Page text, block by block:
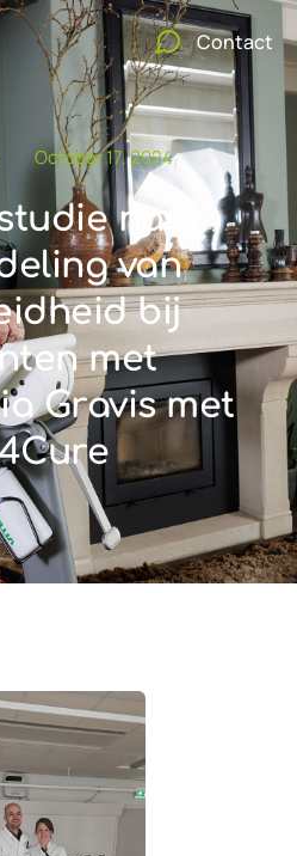
Contact
October 17, 2024
naar
van
bij
met
Gravis met